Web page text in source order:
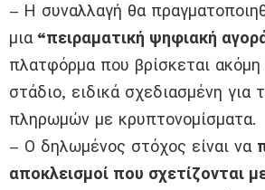
– Η συναλλαγή θα
μια “πειραματική ψηφιακή
πλατφόρμα που βρίσκεται ακόμη
στάδιο, ειδικά σχεδιασμένη για
πληρωμών με κρυπτονομίσματα.
– Ο δηλωμένος στόχος είναι να
αποκλεισμοί που σχετίζονται